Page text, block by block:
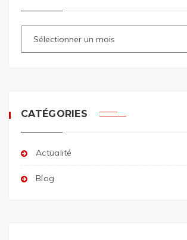
CATÉGORIES
Actualité
Blog